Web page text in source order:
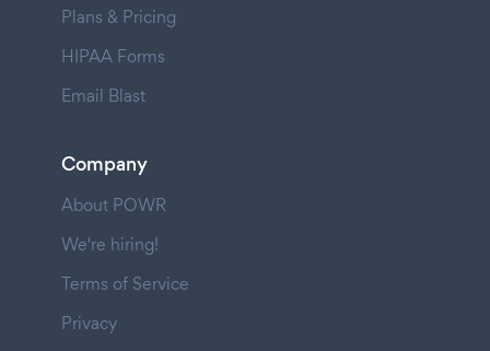
Plans & Pricing
HIPAA Forms
Email Blast
Company
About POWR
We're hiring!
Terms of Service
Privacy